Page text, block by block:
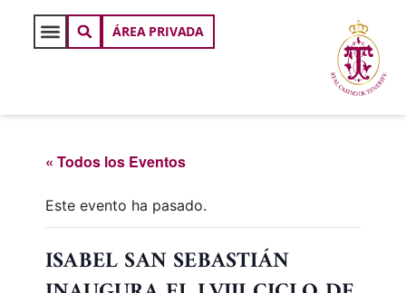
ÁREA PRIVADA
« Todos los Eventos
Este evento ha pasado.
ISABEL SAN SEBASTIÁN